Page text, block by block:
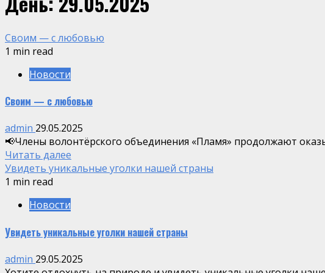
Своим — с любовью
1 min read
Новости
Своим — с любовью
admin 29.05.2025
📢Члены волонтёрского объединения «Пламя» продолжают
Читать далее
Увидеть уникальные уголки нашей страны
1 min read
Новости
Увидеть уникальные уголки нашей страны
admin 29.05.2025